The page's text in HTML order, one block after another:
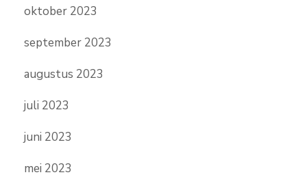
oktober 2023
september 2023
augustus 2023
juli 2023
juni 2023
mei 2023